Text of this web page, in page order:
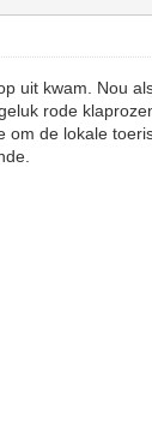
uit kwam. Nou
rode
om de lokale